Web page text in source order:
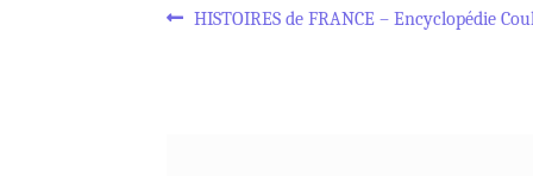
Navigation
Article
HISTOIRES de FRANCE – Encyclopédie